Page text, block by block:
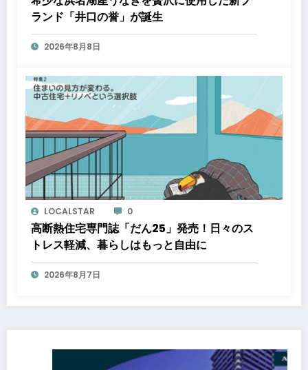
ランド「井口の誉」が誕生
2026年8月8日
LOCALSTAR 0
高断熱住宅専門誌「だん25」発売！日々のス
トレス軽減、暮らしはもっと自由に
2026年8月7日